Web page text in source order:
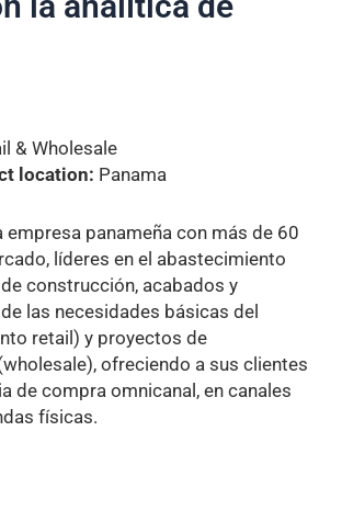
& Wholesale
location: Panama
empresa panameña con más de 60
líderes en el abastecimiento
construcción, acabados y
las necesidades básicas del
retail) y proyectos de
ofreciendo a sus clientes
de compra omnicanal, en canales
físicas.